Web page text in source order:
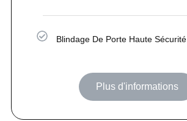
Blindage De Porte Haute Sécurité
Plus d'informations